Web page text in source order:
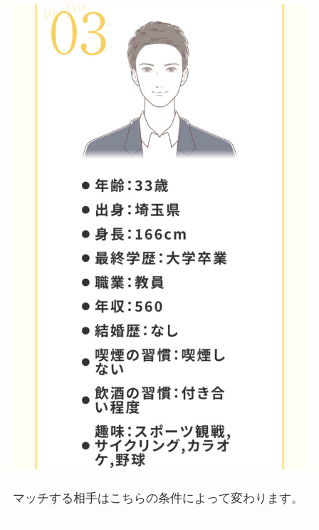
マッチする相手はこちらの条件によって変わります。